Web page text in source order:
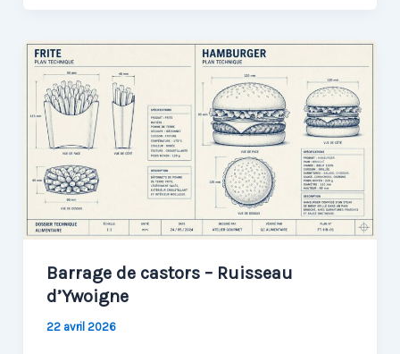
Barrage de castors – Ruisseau
d’Ywoigne
22 avril 2026